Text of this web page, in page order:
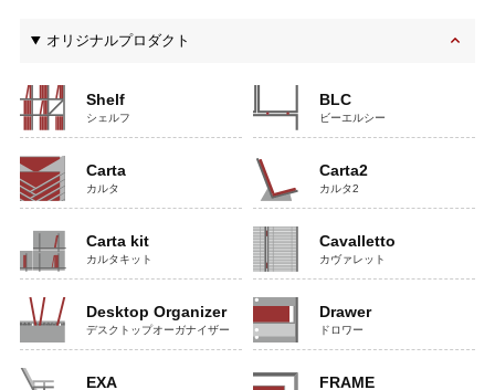
オリジナルプロダクト
Shelf
シェルフ
BLC
ビーエルシー
Carta
カルタ
Carta2
カルタ2
Carta kit
カルタキット
Cavalletto
カヴァレット
Desktop Organizer
デスクトップオーガナイザー
Drawer
ドロワー
EXA FRAME